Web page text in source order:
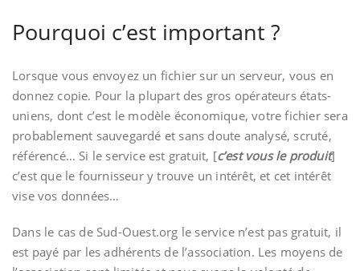
Pourquoi c’est important ?
Lorsque vous envoyez un fichier sur un serveur, vous en
donnez copie. Pour la plupart des gros opérateurs états-
uniens, dont c’est le modèle économique, votre fichier sera
probablement sauvegardé et sans doute analysé, scruté,
référencé… Si le service est gratuit, [c’est vous le produit]
c’est que le fournisseur y trouve un intérêt, et cet intérêt
vise vos données…
Dans le cas de Sud-Ouest.org le service n’est pas gratuit, il
est payé par les adhérents de l’association. Les moyens de